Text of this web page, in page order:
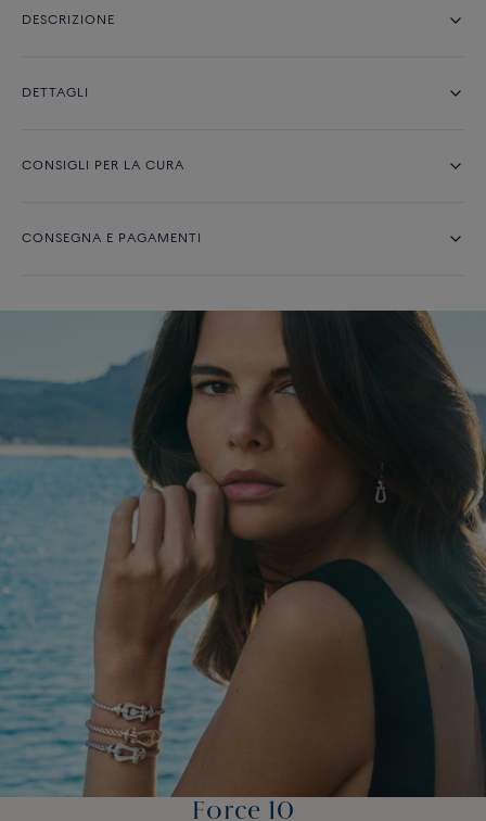
DESCRIZIONE
DETTAGLI
CONSIGLI PER LA CURA
CONSEGNA E PAGAMENTI
Force 10